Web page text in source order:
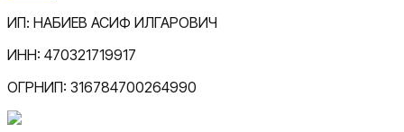
ИП: НАБИЕВ АСИФ ИЛГАРОВИЧ
ИНН: 470321719917
ОГРНИП: 316784700264990